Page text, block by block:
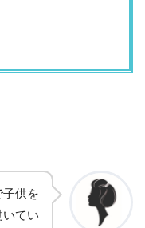
供を
いてい